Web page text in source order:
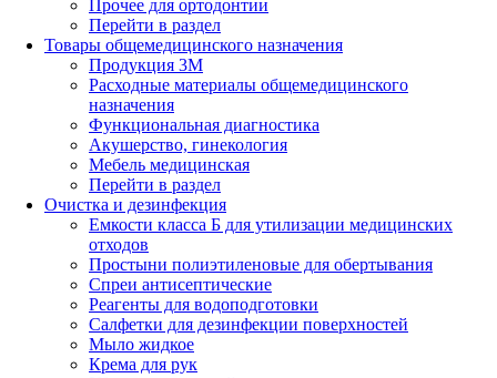
Прочее для ортодонтии
Перейти в раздел
Товары общемедицинского назначения
Продукция 3М
Расходные материалы общемедицинского
назначения
Функциональная диагностика
Акушерство, гинекология
Мебель медицинская
Перейти в раздел
Очистка и дезинфекция
Емкости класса Б для утилизации медицинских
отходов
Простыни полиэтиленовые для обертывания
Спреи антисептические
Реагенты для водоподготовки
Салфетки для дезинфекции поверхностей
Мыло жидкое
Крема для рук